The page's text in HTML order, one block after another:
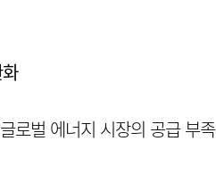
로벌 에너지 시장의 공급 부